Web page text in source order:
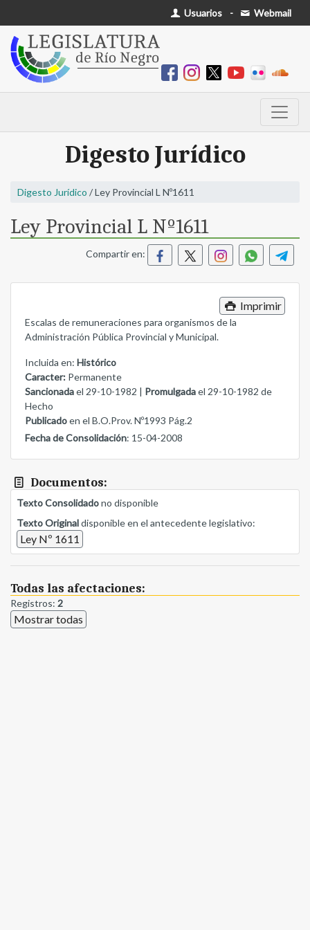
Usuarios - Webmail
Digesto Jurídico
Digesto Jurídico / Ley Provincial L Nº1611
Ley Provincial L Nº1611
Compartir en:
Imprimir
Escalas de remuneraciones para organismos de la
Administración Pública Provincial y Municipal.
Incluida en: Histórico
Caracter: Permanente
Sancionadael 29-10-1982 | Promulgadael 29-10-1982 de
Hecho
Publicadoen el B.O.Prov. Nº1993 Pág.2
Fecha de Consolidación: 15-04-2008
Documentos:
Texto Consolidadono disponible
Texto Originaldisponible en el antecedente legislativo:
Ley Nº 1611
Todas las afectaciones:
Registros: 2
Mostrar todas